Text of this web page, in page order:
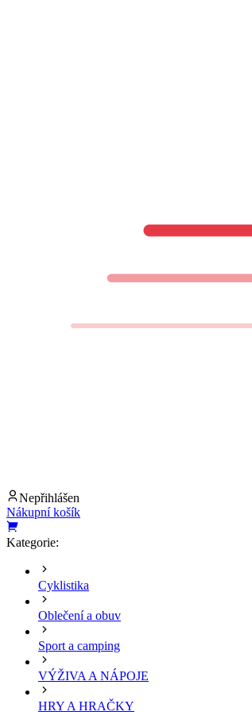
Nepřihlášen
Nákupní košík
Kategorie:
Cyklistika
Oblečení a obuv
Sport a camping
VÝŽIVA A NÁPOJE
HRY A HRAČKY